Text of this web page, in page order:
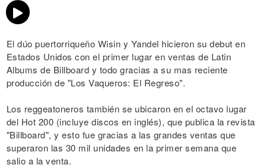
El dúo puertorriqueño Wisin y Yandel hicieron su debut en
Estados Unidos con el primer lugar en ventas de Latin
Albums de Billboard y todo gracias a su mas reciente
producción de "Los Vaqueros: El Regreso".
Los reggeatoneros también se ubicaron en el octavo lugar
del Hot 200 (incluye discos en inglés), que publica la revista
"Billboard", y esto fue gracias a las grandes ventas que
superaron las 30 mil unidades en la primer semana que
salio a la venta.